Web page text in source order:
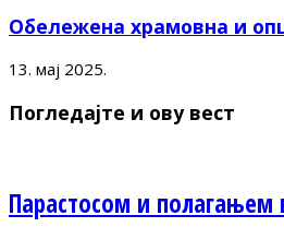
Обележена храмовна и
13. мај 2025.
Погледајте и ову вест
Парастосом и полагањем